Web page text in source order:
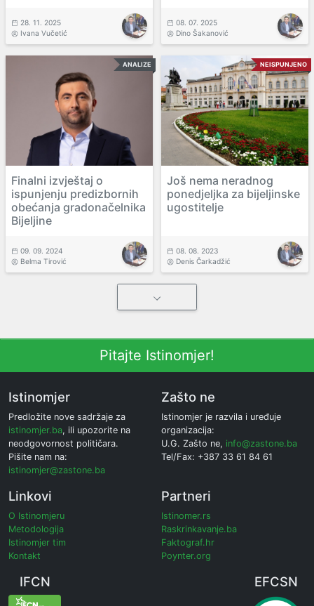
28. 11. 2025
Ivana Vučetić
08. 07. 2025
Dino Šakanović
ANALIZE
Finalni izvještaj o
ispunjenju predizbornih
obećanja gradonačelnika
Bijeljine
09. 09. 2024
Belma Tirović
NEISPUNJENO
Još nema neradnog
ponedjeljka za bijeljinske
ugostitelje
08. 08. 2023
Denis Čarkadžić
Pitajte Istinomjer!
Istinomjer
Predložite nove sadržaje za
istinomjer.ba, ili upozorite na
neodgovornost političara.
Pišite nam na:
istinomjer@zastone.ba
Zašto ne
Istinomjer je razvila i uređuje
organizacija:
U.G. Zašto ne, info@zastone.ba
Tel/Fax: +387 33 61 84 61
Linkovi
O Istinomjeru
Metodologija
Istinomjer tim
Kontakt
Partneri
Istinomer.rs
Raskrinkavanje.ba
Faktograf.hr
Poynter.org
IFCN EFCSN